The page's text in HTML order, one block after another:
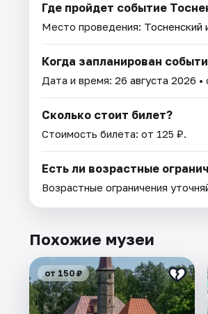
Где пройдет событие
Место проведения: Тосненский
Когда запланирован
Дата и время: 26 августа 2026 •
Сколько стоит билет?
Стоимость билета: от 125 ₽.
Есть ли возрастные
Возрастные ограничения
Похожие музеи
от 150 ₽